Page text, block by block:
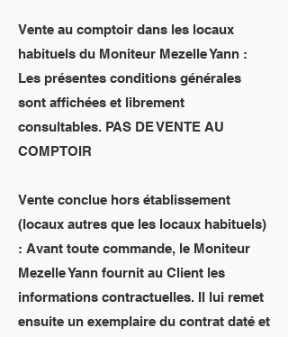
Vente au comptoir dans les locaux
habituels du Moniteur Mezelle Yann :
Les présentes conditions générales
sont affichées et librement
consultables. PAS DE VENTE AU
COMPTOIR
Vente conclue hors établissement
(locaux autres que les locaux habituels)
: Avant toute commande, le Moniteur
Mezelle Yann fournit au Client les
informations contractuelles. Il lui remet
ensuite un exemplaire du contrat daté et